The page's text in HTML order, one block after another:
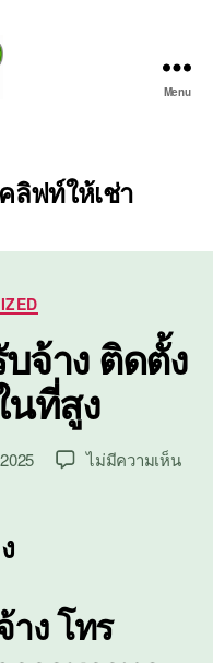
ทศ.com
Menu
ลิฟท์ให้เช่า
จ้าง ติดตั้ง
นที่สูง
ไม่มีความเห็นบน
าง โทร